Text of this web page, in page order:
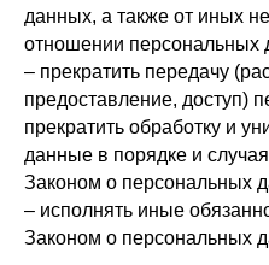
данных, а также от иных
отношении персональных
– прекратить передачу
предоставление, доступ)
прекратить обработку и
данные в порядке и
Законом о персональных
– исполнять иные
Законом о персональных